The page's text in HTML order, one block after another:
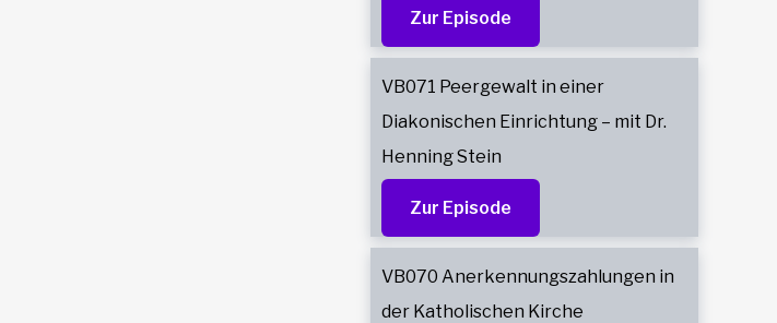
Zur Episode
VB071 Peergewalt in einer
Diakonischen Einrichtung – mit Dr.
Henning Stein
Zur Episode
VB070 Anerkennungszahlungen in
der Katholischen Kirche